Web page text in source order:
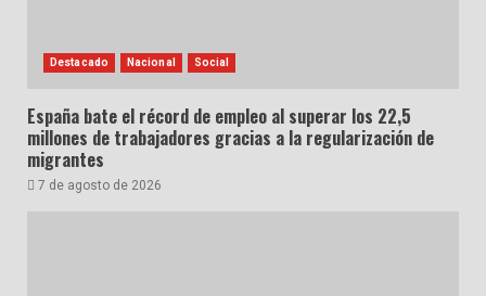
Destacado Nacional Social
España bate el récord de empleo al superar los 22,5
millones de trabajadores gracias a la regularización de
migrantes
7 de agosto de 2026